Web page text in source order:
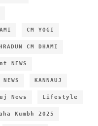
CM YOGI
CM DHAMI
NEWS
KANNAUJ
News Lifestyle
Kumbh 2025